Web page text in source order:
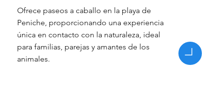
Ofrece paseos a caballo en la playa de
Peniche, proporcionando una experiencia
única en contacto con la naturaleza, ideal
para familias, parejas y amantes de los
animales.